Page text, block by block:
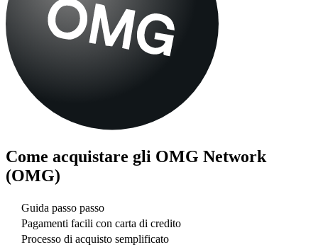
Come acquistare gli OMG Network
(OMG)
Guida passo passo
Pagamenti facili con carta di credito
Processo di acquisto semplificato